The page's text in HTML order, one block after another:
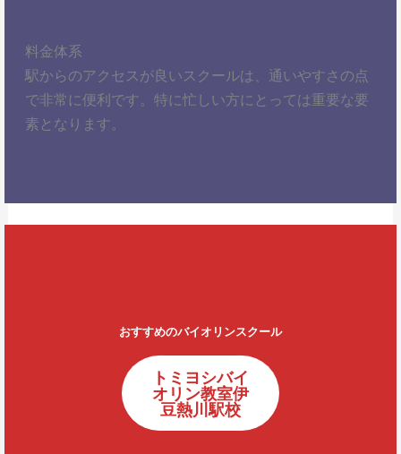
料金体系
駅からのアクセスが良いスクールは、通いやすさの点
で非常に便利です。特に忙しい方にとっては重要な要
素となります。
おすすめのバイオリンスクール
トミヨシバイ
オリン教室伊
豆熱川駅校